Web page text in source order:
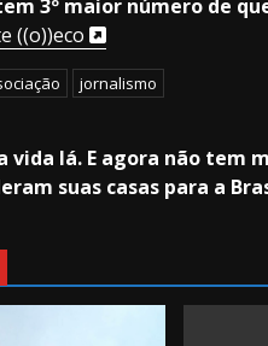
3º maior número de
((o))eco
jornalismo
vida lá. E agora não tem
suas casas para a